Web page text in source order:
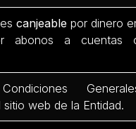
escanjeable por dinero
abonos a cuentas
web de la Entidad.